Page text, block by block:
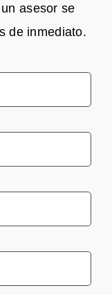
asesor se
de inmediato.